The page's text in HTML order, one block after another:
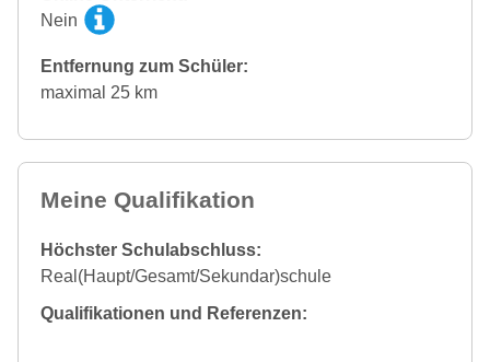
Nein
Entfernung zum Schüler:
maximal 25 km
Meine Qualifikation
Höchster Schulabschluss:
Real(Haupt/Gesamt/Sekundar)schule
Qualifikationen und Referenzen: